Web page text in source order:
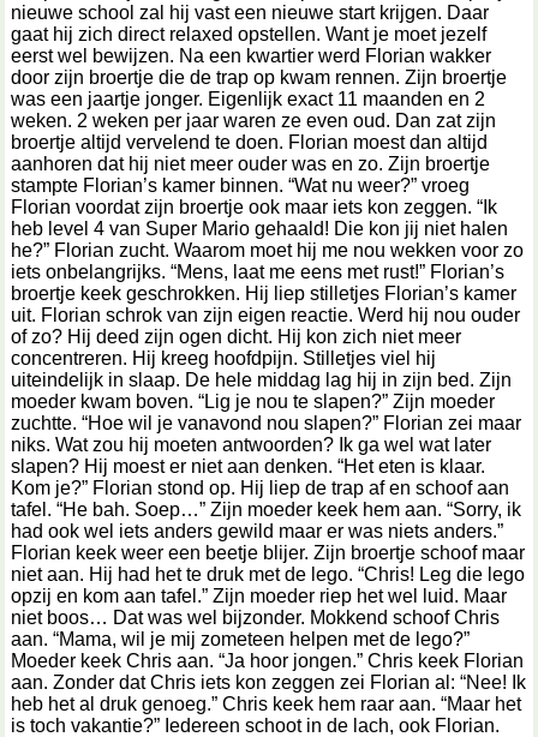
nieuwe school zal hij vast een nieuwe start krijgen. Daar
gaat hij zich direct relaxed opstellen. Want je moet jezelf
eerst wel bewijzen. Na een kwartier werd Florian wakker
door zijn broertje die de trap op kwam rennen. Zijn broertje
was een jaartje jonger. Eigenlijk exact 11 maanden en 2
weken. 2 weken per jaar waren ze even oud. Dan zat zijn
broertje altijd vervelend te doen. Florian moest dan altijd
aanhoren dat hij niet meer ouder was en zo. Zijn broertje
stampte Florian’s kamer binnen. “Wat nu weer?” vroeg
Florian voordat zijn broertje ook maar iets kon zeggen. “Ik
heb level 4 van Super Mario gehaald! Die kon jij niet halen
he?” Florian zucht. Waarom moet hij me nou wekken voor zo
iets onbelangrijks. “Mens, laat me eens met rust!” Florian’s
broertje keek geschrokken. Hij liep stilletjes Florian’s kamer
uit. Florian schrok van zijn eigen reactie. Werd hij nou ouder
of zo? Hij deed zijn ogen dicht. Hij kon zich niet meer
concentreren. Hij kreeg hoofdpijn. Stilletjes viel hij
uiteindelijk in slaap. De hele middag lag hij in zijn bed. Zijn
moeder kwam boven. “Lig je nou te slapen?” Zijn moeder
zuchtte. “Hoe wil je vanavond nou slapen?” Florian zei maar
niks. Wat zou hij moeten antwoorden? Ik ga wel wat later
slapen? Hij moest er niet aan denken. “Het eten is klaar.
Kom je?” Florian stond op. Hij liep de trap af en schoof aan
tafel. “He bah. Soep…” Zijn moeder keek hem aan. “Sorry, ik
had ook wel iets anders gewild maar er was niets anders.”
Florian keek weer een beetje blijer. Zijn broertje schoof maar
niet aan. Hij had het te druk met de lego. “Chris! Leg die lego
opzij en kom aan tafel.” Zijn moeder riep het wel luid. Maar
niet boos… Dat was wel bijzonder. Mokkend schoof Chris
aan. “Mama, wil je mij zometeen helpen met de lego?”
Moeder keek Chris aan. “Ja hoor jongen.” Chris keek Florian
aan. Zonder dat Chris iets kon zeggen zei Florian al: “Nee! Ik
heb het al druk genoeg.” Chris keek hem raar aan. “Maar het
is toch vakantie?” Iedereen schoot in de lach, ook Florian.